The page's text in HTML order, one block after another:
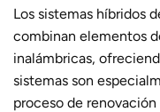
Los sistemas híbridos
combinan elementos
inalámbricas,
sistemas son
proceso de